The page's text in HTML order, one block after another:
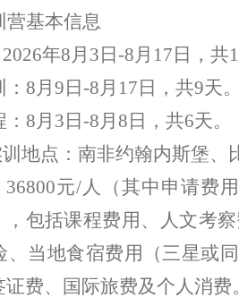
营基本信息
2026年8月 3 日 -8月 17 日，共
8月 9 日 -8月 17 日，共9天
8月 3 日 -8月 8 日，共6天。
地点：南非约翰内斯堡、
36800元/人（其中申请费
，包括课程费用、人文考
、当地食宿费用（三星或
证费、国际旅费及个人消费